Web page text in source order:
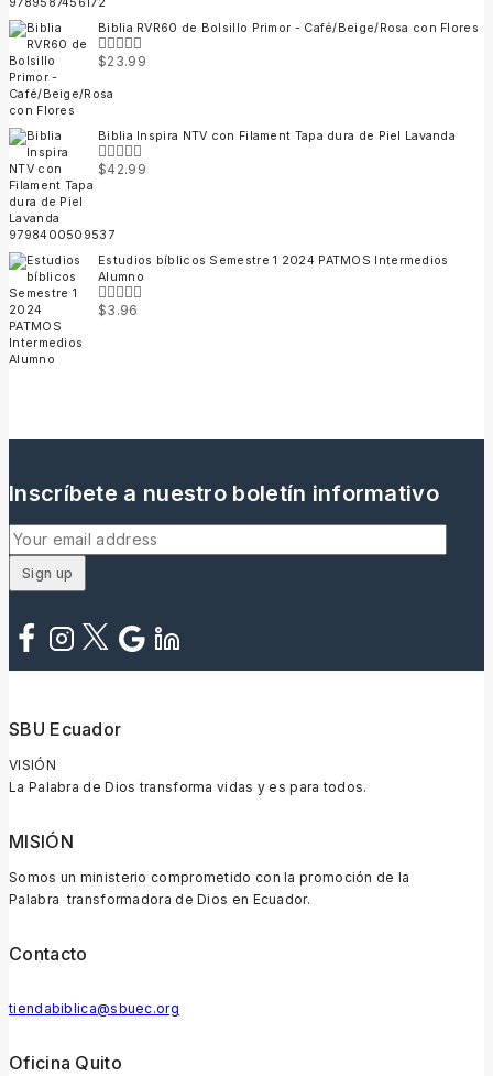
Biblia RVR60 de Bolsillo Primor - Café/Beige/Rosa con Flores
0
of
$23.99
Biblia Inspira NTV con Filament Tapa dura de Piel Lavanda
0
$42.99
Estudios bíblicos Semestre 1 2024 PATMOS Intermedios
Alumno
0
$3.96
Inscríbete a nuestro boletín informativo
SBU Ecuador
VISIÓN
La Palabra de Dios transforma vidas y es para todos.
MISIÓN
Somos un ministerio comprometido con la promoción de la
Palabra transformadora de Dios en Ecuador.
Contacto
tiendabiblica@sbuec.org
Oficina Quito